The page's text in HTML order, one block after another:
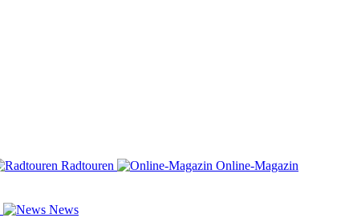
Radtouren Online-Magazin
News